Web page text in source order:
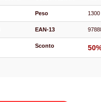
Peso
EAN-13
Sconto